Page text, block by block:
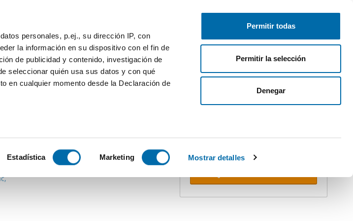
personales, p.ej., su dirección IP, con
la información en su dispositivo con el fin de
de publicidad y contenido, investigación de
seleccionar quién usa sus datos y con qué
en cualquier momento desde la Declaración de
para buscar características específicas (huellas
datos personales y establezca sus
Estadística Marketing Mostrar detalles
Permitir todas
Permitir la selección
Denegar
Gratis inserieren Anmelden
Zimmer Mehr Filter - 1
Lassen Sie sich nicht überholen.